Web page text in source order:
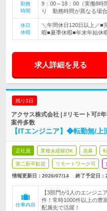
勤務
時間
9：00～18：00（実働8
り 勤務時間が異なる場
休日
休暇
＼年間休日120日以上／■
暇■夏季休暇■年末年始休
求人詳細を見る
残り3日
アクサス株式会社 | #リモート可#
案件多数
【ITエンジニア】◆転勤無/
正社員 業種未経験OK 急募
第二新卒歓迎 リモートワーク可
情報更新日：2026/07/14 終了予定日：
仕事内容
【3部門が1人のエンジニ
件！常時1000件以上の豊
配属先で活躍！